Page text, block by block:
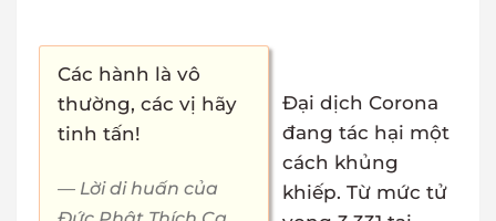
Các hành là vô
thường, các vị hãy
tinh tấn!
Lời di huấn của
Đại dịch Corona
đang tác hại một
cách khủng
khiếp. Từ mức tử